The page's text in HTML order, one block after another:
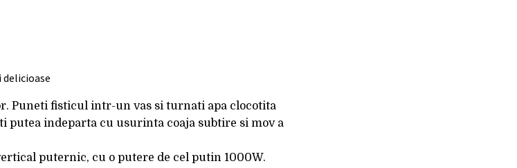
Puneti fisticul intr-un vas si turnati apa clocotita
putea indeparta cu usurinta coaja subtire si mov a
puternic, cu o putere de cel putin 1000W.